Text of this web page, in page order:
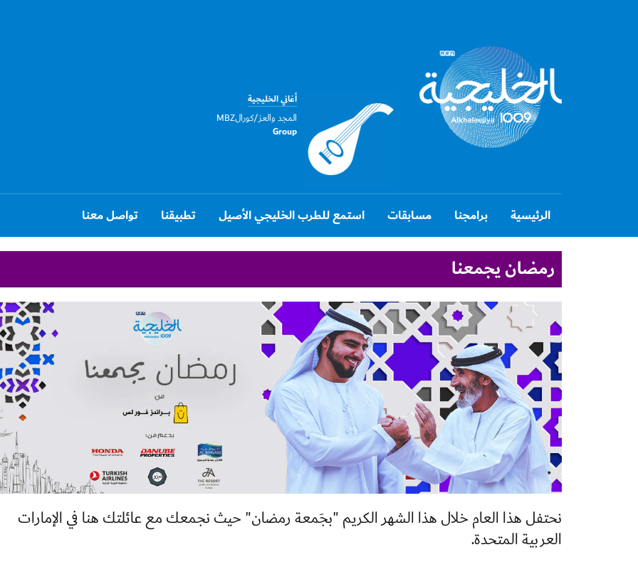
أغاني الخليجية
المجد والعز/كورالMBZ
Group
الرئيسية برامجنا مسابقات استمع للطرب الخليجي الأصيل تطبيقنا تواصل معنا
رمضان يجمعنا
نحتفل هذا العام خلال هذا الشهر الكريم "بجَمعة رمضان" حيث نجمعك مع عائلتك هنا في الإمارات
العربية المتحدة.